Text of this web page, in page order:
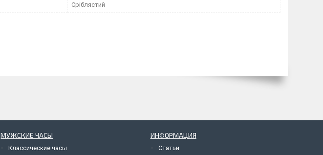
Сріблястий
МУЖСКИЕ ЧАСЫ
Классические часы
ИНФОРМАЦИЯ
Статьи